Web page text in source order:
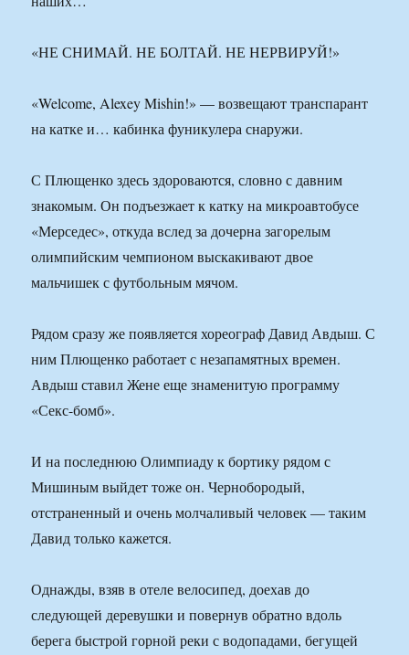
«НЕ СНИМАЙ. НЕ БОЛТАЙ. НЕ НЕРВИРУЙ!»
«Welcome, Alexey Mishin!» — возвещают транспарант
на катке и… кабинка фуникулера снаружи.
С Плющенко здесь здороваются, словно с давним
знакомым. Он подъезжает к катку на микроавтобусе
«Мерседес», откуда вслед за дочерна загорелым
олимпийским чемпионом выскакивают двое
мальчишек с футбольным мячом.
Рядом сразу же появляется хореограф Давид Авдыш. С
ним Плющенко работает с незапамятных времен.
Авдыш ставил Жене еще знаменитую программу
«Секс-бомб».
И на последнюю Олимпиаду к бортику рядом с
Мишиным выйдет тоже он. Чернобородый,
отстраненный и очень молчаливый человек — таким
Давид только кажется.
Однажды, взяв в отеле велосипед, доехав до
следующей деревушки и повернув обратно вдоль
берега быстрой горной реки с водопадами, бегущей